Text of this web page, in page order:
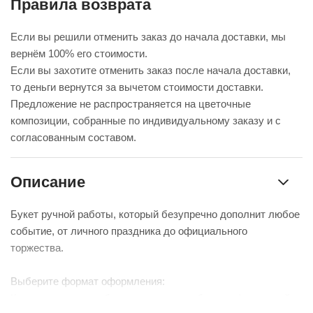
Правила возврата
Если вы решили отменить заказ до начала доставки, мы
вернём 100% его стоимости.
Если вы захотите отменить заказ после начала доставки,
то деньги вернутся за вычетом стоимости доставки.
Предложение не распространяется на цветочные
композиции, собранные по индивидуальному заказу и с
согласованным составом.
Описание
Букет ручной работы, который безупречно дополнит любое
событие, от личного праздника до официального
торжества.
Выберите формат оформления: